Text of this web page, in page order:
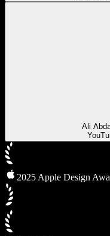
Ali
2025 Apple Design